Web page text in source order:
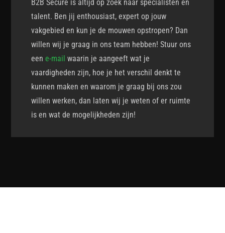
B2B Secure is altijd op zoek naar specialisten en
talent. Ben jij enthousiast, expert op jouw
vakgebied en kun je de mouwen opstropen? Dan
willen wij je graag in ons team hebben! Stuur ons
eene-mail waarin je aangeeft wat je
vaardigheden zijn, hoe je het verschil denkt te
kunnen maken en waarom je graag bij ons zou
willen werken, dan laten wij je weten of er ruimte
isen wat de mogelijkheden zijn!